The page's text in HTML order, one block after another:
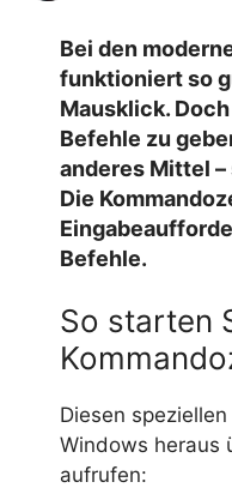
Bei den
funktioniert so
Mausklick.
Befehle zu
anderes Mittel
Die
Befehle.
So starten
Diesen
Windows heraus
aufrufen: